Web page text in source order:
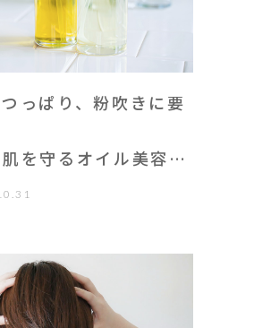
っぱり、粉吹きに要
を守るオイル美容の